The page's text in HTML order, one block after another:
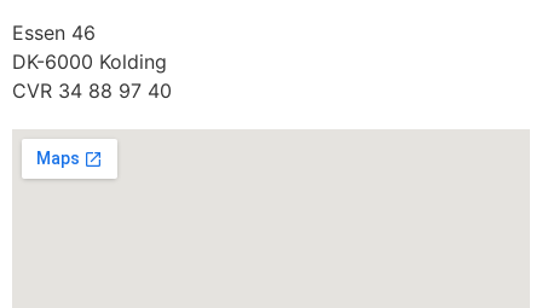
Essen 46
DK-6000 Kolding
CVR 34 88 97 40